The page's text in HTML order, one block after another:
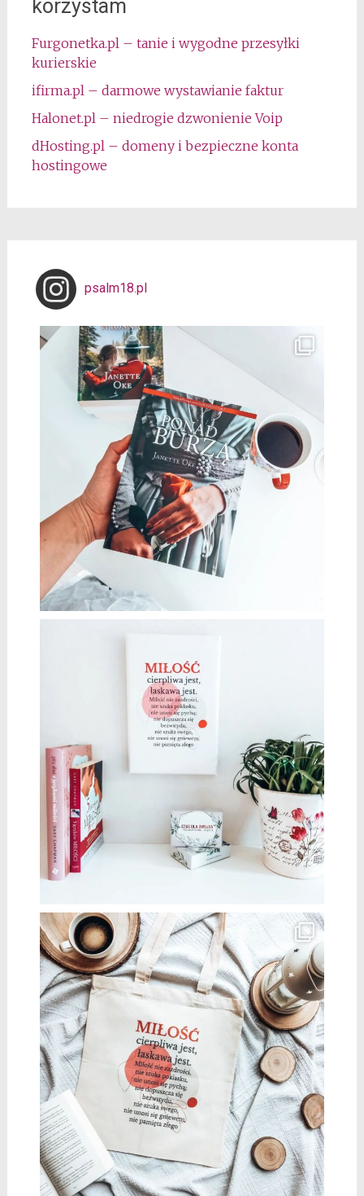
korzystam
Furgonetka.pl – tanie i wygodne przesyłki
kurierskie
ifirma.pl – darmowe wystawianie faktur
Halonet.pl – niedrogie dzwonienie Voip
dHosting.pl – domeny i bezpieczne konta
hostingowe
psalm18.pl